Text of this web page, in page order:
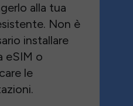
alla tua
Non è
installare
eSIM o
le